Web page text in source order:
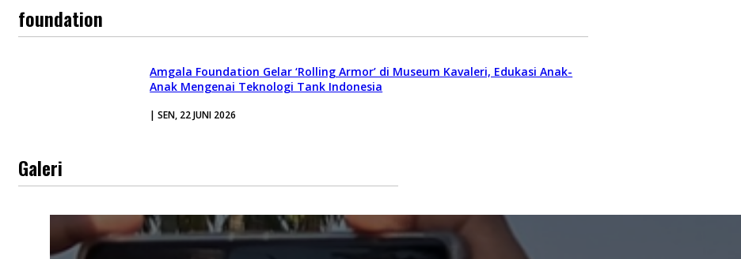
foundation
Amgala Foundation Gelar ‘Rolling Armor’ di Museum Kavaleri, Edukasi Anak-
Anak Mengenai Teknologi Tank Indonesia
| SEN, 22 JUNI 2026
Galeri